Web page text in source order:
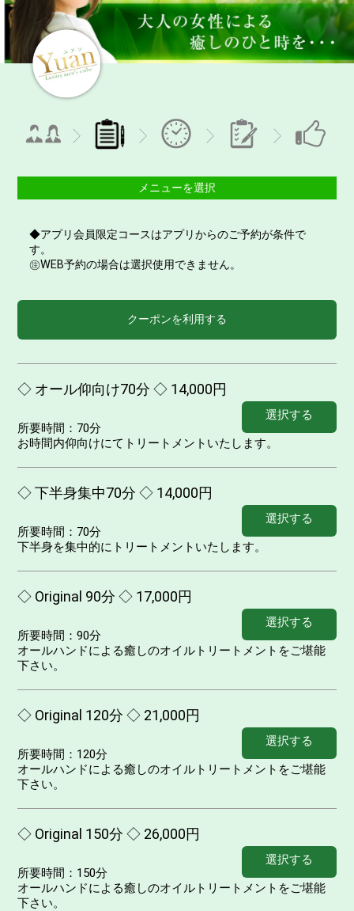
メニューを選択
◆アプリ会員限定コースはアプリからのご予約が条件で
す。
㊟WEB予約の場合は選択使用できません。
クーポンを利用する
◇ オール仰向け70分 ◇ 14,000円
選択する
所要時間： 70分
お時間内仰向けにてトリートメントいたします。
◇ 下半身集中70分 ◇ 14,000円
選択する
所要時間： 70分
下半身を集中的にトリートメントいたします。
◇ Original 90分 ◇ 17,000円
選択する
所要時間：90分
オールハンドによる癒しのオイルトリートメントをご堪能
下さい。
◇ Original 120分 ◇ 21,000円
選択する
所要時間： 120分
オールハンドによる癒しのオイルトリートメントをご堪能
下さい。
◇ Original 150分 ◇ 26,000円
選択する
所要時間： 150分
オールハンドによる癒しのオイルトリートメントをご堪能
下さい。